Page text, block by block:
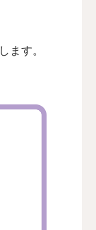
ます。